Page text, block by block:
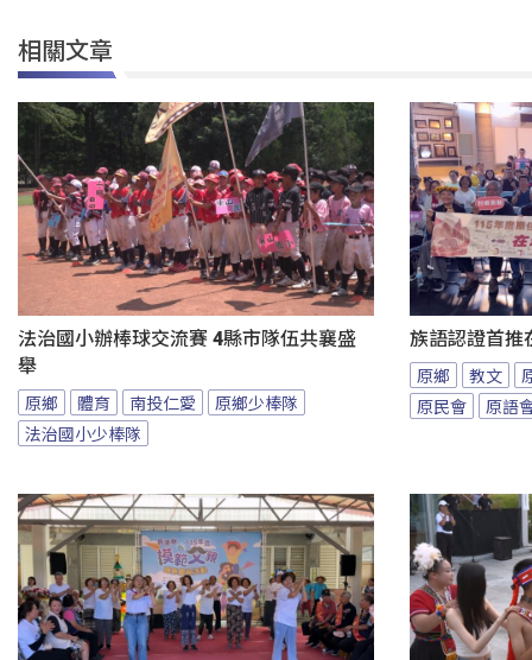
相關文章
法治國小辦棒球交流賽 4縣市隊伍共襄盛
舉
原鄉 體育 南投仁愛
原鄉少棒隊
法治國小少棒隊
族語認證首推
原鄉 教文
原民會
原語